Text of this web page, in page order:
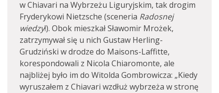
w Chiavari na Wybrzeżu Liguryjskim, tak drogim
Fryderykowi Nietzsche (sceneria Radosnej
wiedzy!). Obok mieszkał Sławomir Mrożek,
zatrzymywał się u nich Gustaw Herling-
Grudziński w drodze do Maisons-Laffitte,
korespondowali z Nicola Chiaromonte, ale
najbliżej było im do Witolda Gombrowicza: „Kiedy
wyruszałem z Chiavari wzdłuż wybrzeża w stronę